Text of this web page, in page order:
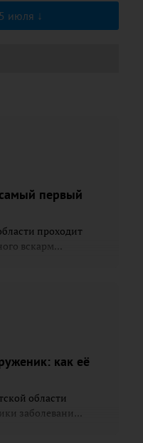
июля
первый
проходит
вскарм...
как её
области
заболевани...